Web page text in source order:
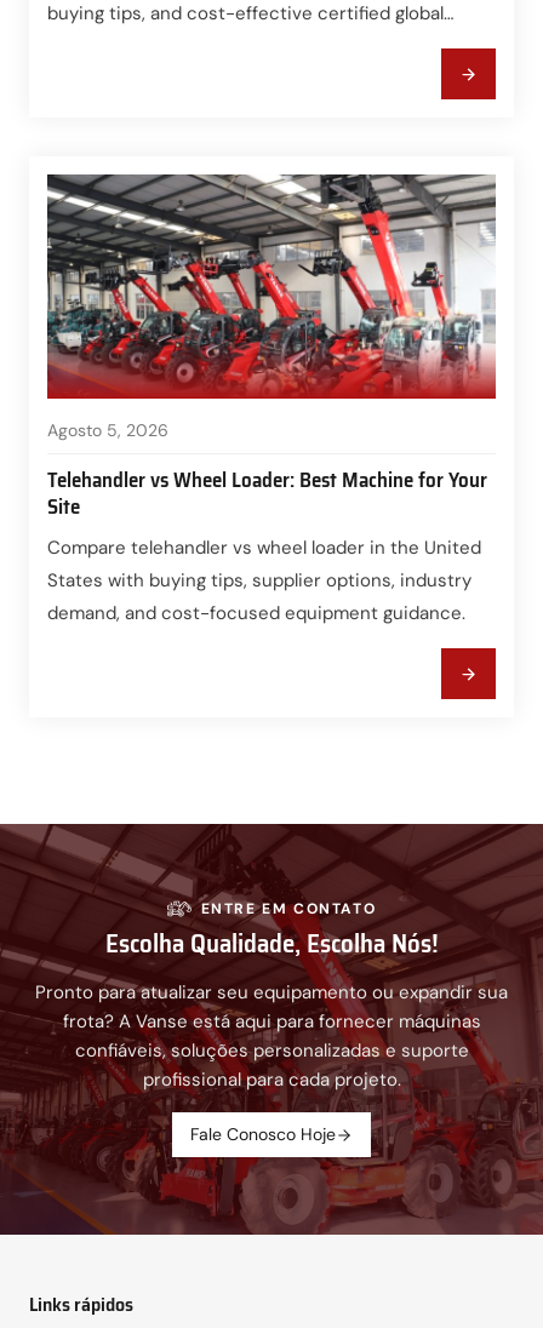
buying tips, and cost-effective certified global
Agosto 5, 2026
Telehandler vs Wheel Loader: Best Machine for Your
Site
Compare telehandler vs wheel loader in the United
States with buying tips, supplier options, industry
demand, and cost-focused equipment guidance.
ENTRE EM CONTATO
Escolha Qualidade, Escolha Nós!
Pronto para atualizar seu equipamento ou expandir sua
frota? A Vanse está aqui para fornecer máquinas
confiáveis, soluções personalizadas e suporte
profissional para cada projeto.
Fale Conosco Hoje
Links rápidos